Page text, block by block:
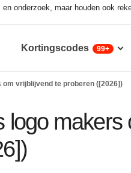
onderzoek, maar houden ook
Kortingscodes 99+
vrijblijvend te proberen ([2026])
logo makers